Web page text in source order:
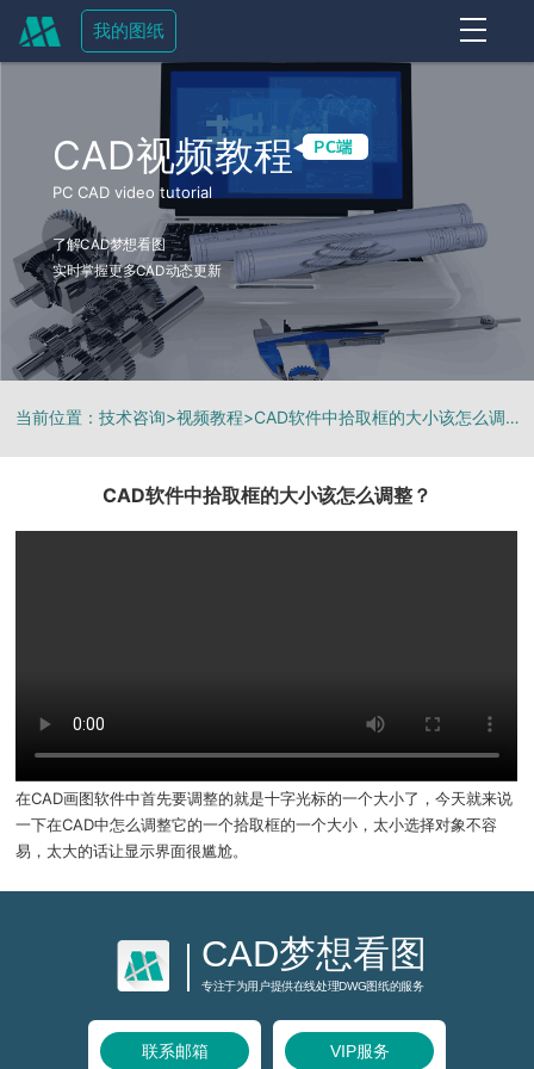
我的图纸
CAD视频教程
PC CAD video tutorial
了解CAD梦想看图
实时掌握更多CAD动态更新
当前位置：技术咨询>视频教程>CAD软件中拾取框的大小该怎么调整？
CAD软件中拾取框的大小该怎么调整？
在CAD画图软件中首先要调整的就是十字光标的一个大小了，今天就来说
一下在CAD中怎么调整它的一个拾取框的一个大小，太小选择对象不容
易，太大的话让显示界面很尴尬。
CAD梦想看图
专注于为用户提供在线处理DWG图纸的服务
联系邮箱 VIP服务